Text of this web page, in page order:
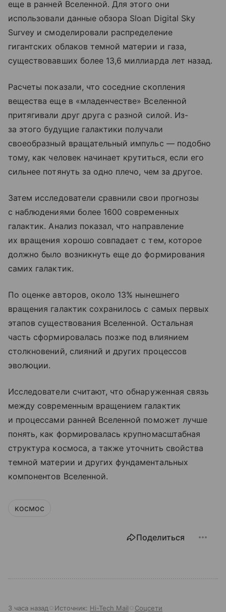
еще в ранней Вселенной. Для этого они
использовали данные обзора Sloan Digital Sky
Survey и смоделировали распределение
гигантских облаков темной материи и газа,
существовавших более 13,6 миллиарда лет назад.
Расчеты показали, что соседние скопления
вещества еще в «младенчестве» Вселенной
притягивали друг друга с разной силой. Из-
за этого будущие галактики получали
своеобразный вращательный импульс — подобно
тому, как человек начинает крутиться, если его
сильнее потянуть за одно плечо, чем за другое.
Затем исследователи сравнили свои прогнозы
с наблюдениями более 1600 современных
галактик. Анализ показал, что направление
их вращения хорошо совпадает с тем, которое
должно было возникнуть еще до формирования
самих галактик.
По оценке авторов, около 13% нынешнего
вращения галактик сохранилось с самых первых
этапов существования Вселенной. Остальная
часть сформировалась позже под влиянием
столкновений, слияний и других процессов
эволюции.
Исследователи считают, что обнаруженная связь
между современным вращением галактик
и процессами ранней Вселенной поможет лучше
понять, как формировалась крупномасштабная
структура космоса, а также уточнить свойства
темной материи и других фундаментальных
компонентов Вселенной.
космос
Поделиться
3 часа назад Источник: Hi-Tech Mail Соцсети